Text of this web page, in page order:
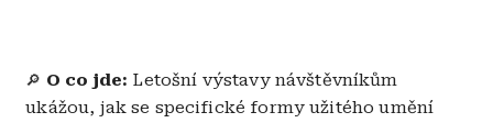
🔎 O co jde: Letošní výstavy návštěvníkům
ukážou, jak se specifické formy užitého umění